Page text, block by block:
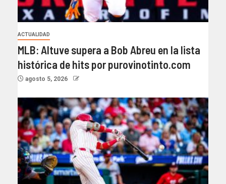
ACTUALIDAD
MLB: Altuve supera a Bob Abreu en la lista
histórica de hits por purovinotinto.com
agosto 5, 2026